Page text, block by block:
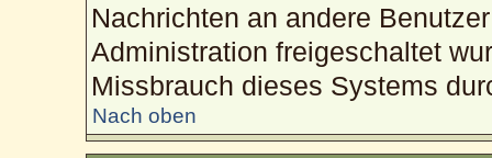
Nachrichten an andere
Administration freigeschaltet
Missbrauch dieses Systems
Nach oben